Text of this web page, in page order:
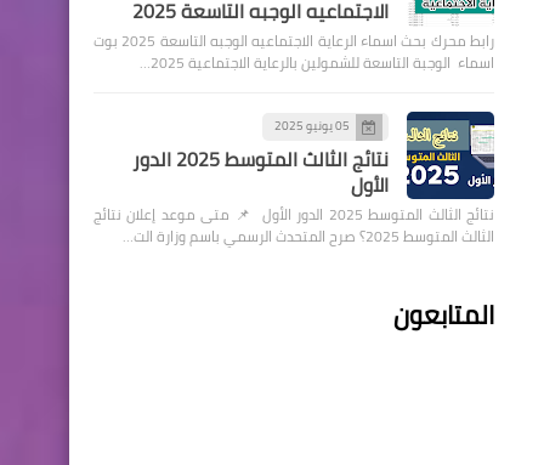
الاجتماعيه الوجبه التاسعة 2025
رابط محرك بحث اسماء الرعاية الاجتماعيه الوجبه التاسعة 2025 بوت
اسماء الوجبة التاسعة للشمولين بالرعاية الاجتماعية 2025…
05 يونيو 2025
نتائج الثالث المتوسط 2025 الدور
الأول
نتائج الثالث المتوسط 2025 الدور الأول 📌 متى موعد إعلان نتائج
الثالث المتوسط 2025؟ صرح المتحدث الرسمي باسم وزارة الت…
المتابعون